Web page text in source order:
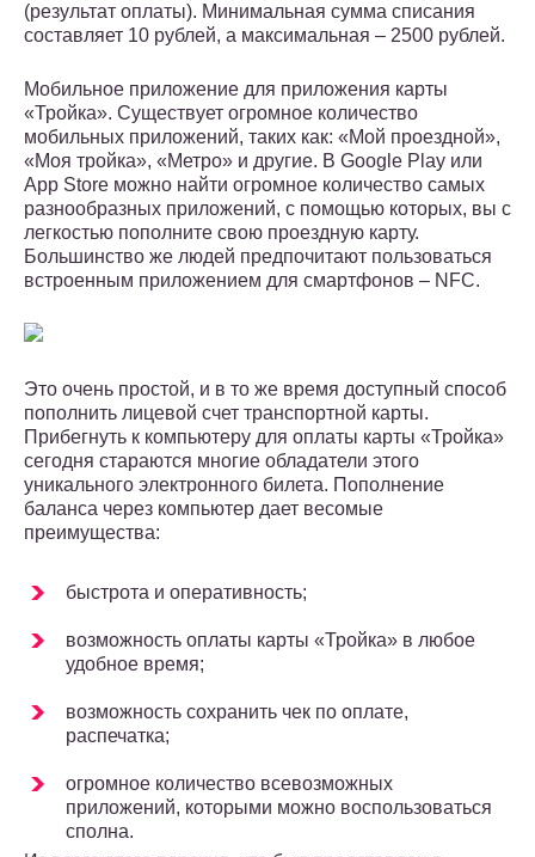
(результат оплаты). Минимальная сумма списания
составляет 10 рублей, а максимальная – 2500 рублей.
Мобильное приложение для приложения карты
«Тройка». Существует огромное количество
мобильных приложений, таких как: «Мой проездной»,
«Моя тройка», «Метро» и другие. В Google Play или
App Store можно найти огромное количество самых
разнообразных приложений, с помощью которых, вы с
легкостью пополните свою проездную карту.
Большинство же людей предпочитают пользоваться
встроенным приложением для смартфонов – NFC.
Это очень простой, и в то же время доступный способ
пополнить лицевой счет транспортной карты.
Прибегнуть к компьютеру для оплаты карты «Тройка»
сегодня стараются многие обладатели этого
уникального электронного билета. Пополнение
баланса через компьютер дает весомые
преимущества:
быстрота и оперативность;
возможность оплаты карты «Тройка» в любое
удобное время;
возможность сохранить чек по оплате,
распечатка;
огромное количество всевозможных
приложений, которыми можно воспользоваться
сполна.